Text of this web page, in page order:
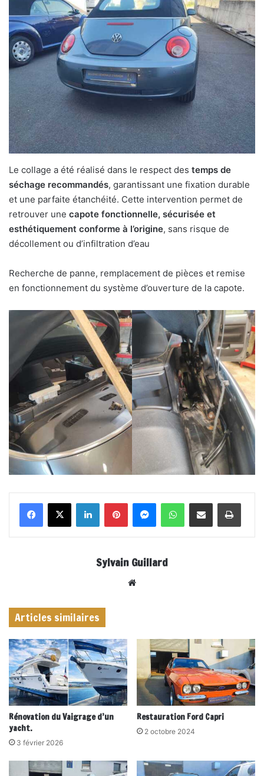
Le collage a été réalisé dans le respect des temps de
séchage recommandés, garantissant une fixation durable
et une parfaite étanchéité. Cette intervention permet de
retrouver une capote fonctionnelle, sécurisée et
esthétiquement conforme à l’origine, sans risque de
décollement ou d’infiltration d’eau
Recherche de panne, remplacement de pièces et remise
en fonctionnement du système d’ouverture de la capote.
LinkedinPinterestMessengerWhatsAppPartager par email
Sylvain Guillard
Articles similaires
Rénovation du Vaigrage d’un
yacht.
3 février 2026
Restauration Ford Capri
2 octobre 2024